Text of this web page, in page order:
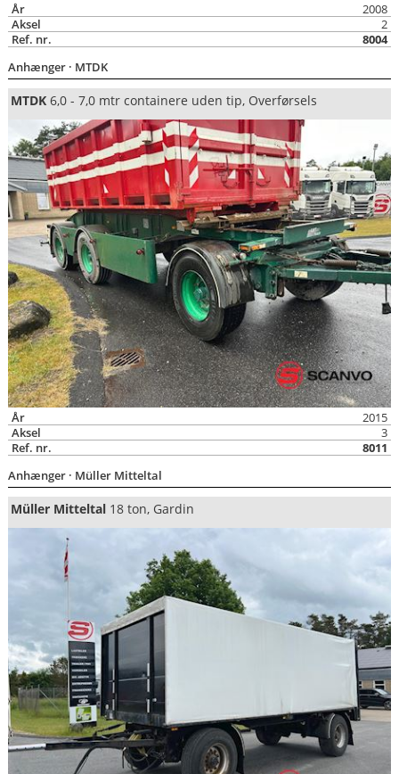
År
2008
Aksel
2
Ref. nr.
8004
Anhænger· MTDK
MTDK6,0 - 7,0 mtr containere uden tip, Overførsels
År
2015
Aksel
3
Ref. nr.
8011
Anhænger· Müller Mitteltal
Müller Mitteltal18 ton, Gardin